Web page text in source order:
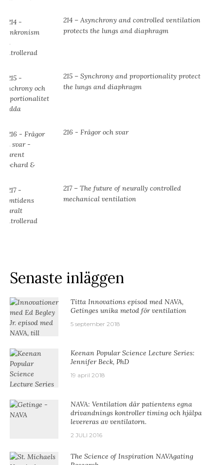
214 – Asynchrony and controlled ventilation
protects the lungs and diaphragm
215 – Synchrony and proportionality protect
the lungs and diaphragm
216 - Frågor och svar
217 – The future of neurally controlled
mechanical ventilation
Senaste inläggen
Titta Innovations episod med NAVA,
Getinges unika metod för ventilation
5 september 2018
Keenan Popular Science Lecture Series:
Jennifer Beck, PhD
19 april 2018
NAVA: Ventilation där patientens egna
drivandnings kontroller timing och hjälpa
levereras av ventilatorn.
2 JULI 2016
The Science of Inspiration NAVAgating